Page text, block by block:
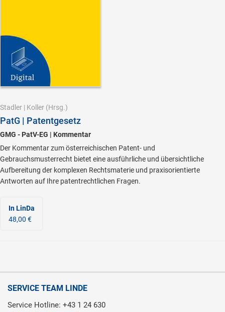
Stadler | Koller (Hrsg.)
PatG | Patentgesetz
GMG - PatV-EG | Kommentar
Der Kommentar zum österreichischen Patent- und
Gebrauchsmusterrecht bietet eine ausführliche und übersichtliche
Aufbereitung der komplexen Rechtsmaterie und praxisorientierte
Antworten auf Ihre patentrechtlichen Fragen.
In LinDa
48,00 €
SERVICE TEAM LINDE
Service Hotline: +43 1 24 630